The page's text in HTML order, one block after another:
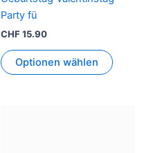
Party fü
CHF15.90
Optionen wählen